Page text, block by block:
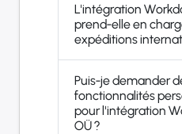
L'intégration
prend-elle en
expéditions
Puis-je demander
fonctionnalités
pour l'intégration
OÜ ?